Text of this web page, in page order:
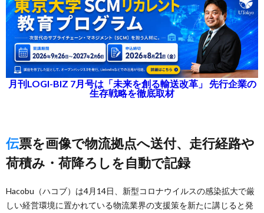
月刊LOGI-BIZ 7月号は「未来を創る輸送改革」 先行企業の
生存戦略を徹底取材
伝票を画像で物流拠点へ送付、走行経路や
荷積み・荷降ろしを自動で記録
Hacobu（ハコブ）は4月14日、新型コロナウイルスの感染拡大で厳
しい経営環境に置かれている物流業界の支援策を新たに講じると発